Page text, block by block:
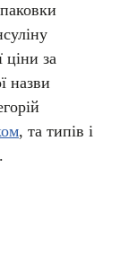
ціни за
назви
, та типів і